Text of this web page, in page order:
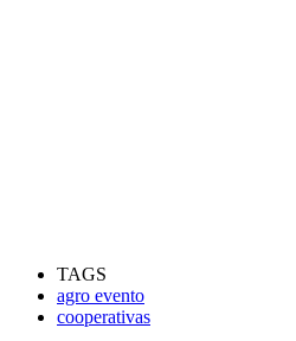
TAGS
agro evento
cooperativas